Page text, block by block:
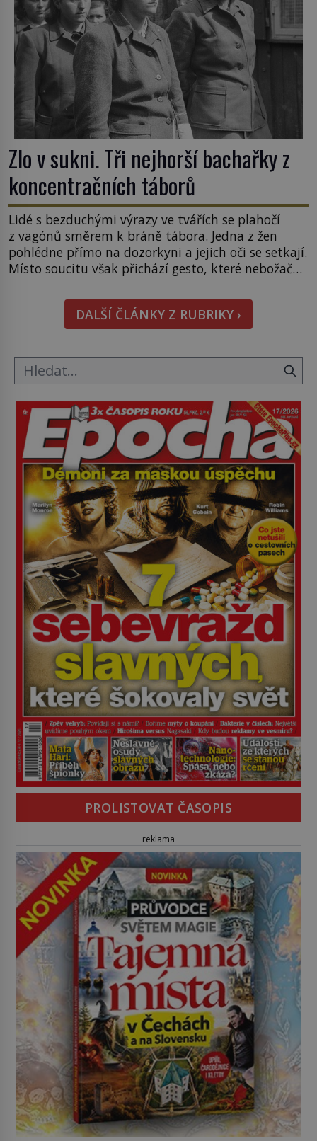
Zlo v sukni. Tři nejhorší bachařky z
koncentračních táborů
Lidé s bezduchými výrazy ve tvářích se plahočí
z vagónů směrem k bráně tábora. Jedna z žen
pohlédne přímo na dozorkyni a jejich oči se setkají.
Místo soucitu však přichází gesto, které nebožačku
Rudolf Höss (1901–1947), Josef Mengele (1911–
1979) či Heinrich Himmler (1900–1945) zná každý,
o koho se historie jen otřela. Jenže […]
DALŠÍ ČLÁNKY Z RUBRIKY ›
PROLISTOVAT ČASOPIS
reklama